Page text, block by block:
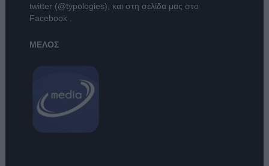
twitter (@typologies) , και στη σελίδα μας στο
Facebook
ΜΕΛΟΣ